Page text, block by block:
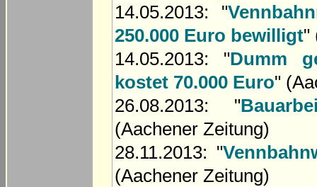
14.05.2013: "
250.000 Euro bewilligt"
14.05.2013: "Dumm
kostet 70.000 Euro"
26.08.2013: "
(Aachener Zeitung)
28.11.2013: "
(Aachener Zeitung)